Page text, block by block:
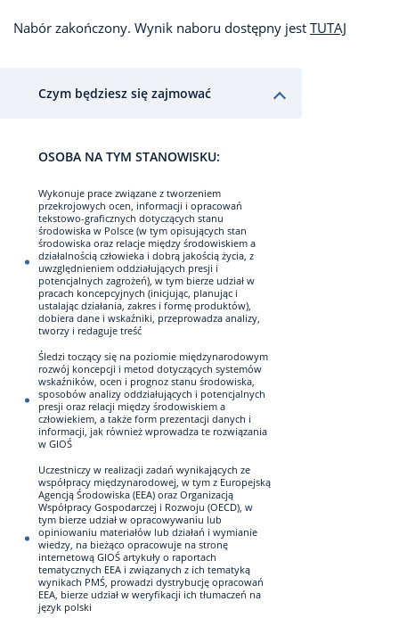
Nabór zakończony. Wynik naboru dostępny jest TUTAJ
Czym będziesz się zajmować
OSOBA NA TYM STANOWISKU:
Wykonuje prace związane z tworzeniem
przekrojowych ocen, informacji i opracowań
tekstowo-graficznych dotyczących stanu
środowiska w Polsce (w tym opisujących stan
środowiska oraz relacje między środowiskiem a
działalnością człowieka i dobrą jakością życia, z
uwzględnieniem oddziałujących presji i
potencjalnych zagrożeń), w tym bierze udział w
pracach koncepcyjnych (inicjując, planując i
ustalając działania, zakres i formę produktów),
dobiera dane i wskaźniki, przeprowadza analizy,
tworzy i redaguje treść
Śledzi toczący się na poziomie międzynarodowym
rozwój koncepcji i metod dotyczących systemów
wskaźników, ocen i prognoz stanu środowiska,
sposobów analizy oddziałujących i potencjalnych
presji oraz relacji między środowiskiem a
człowiekiem, a także form prezentacji danych i
informacji, jak również wprowadza te rozwiązania
w GIOŚ
Uczestniczy w realizacji zadań wynikających ze
współpracy międzynarodowej, w tym z Europejską
Agencją Środowiska (EEA) oraz Organizacją
Współpracy Gospodarczej i Rozwoju (OECD), w
tym bierze udział w opracowywaniu lub
opiniowaniu materiałów lub działań i wymianie
wiedzy, na bieżąco opracowuje na stronę
internetową GIOŚ artykuły o raportach
tematycznych EEA i związanych z ich tematyką
wynikach PMŚ, prowadzi dystrybucję opracowań
EEA, bierze udział w weryfikacji ich tłumaczeń na
język polski